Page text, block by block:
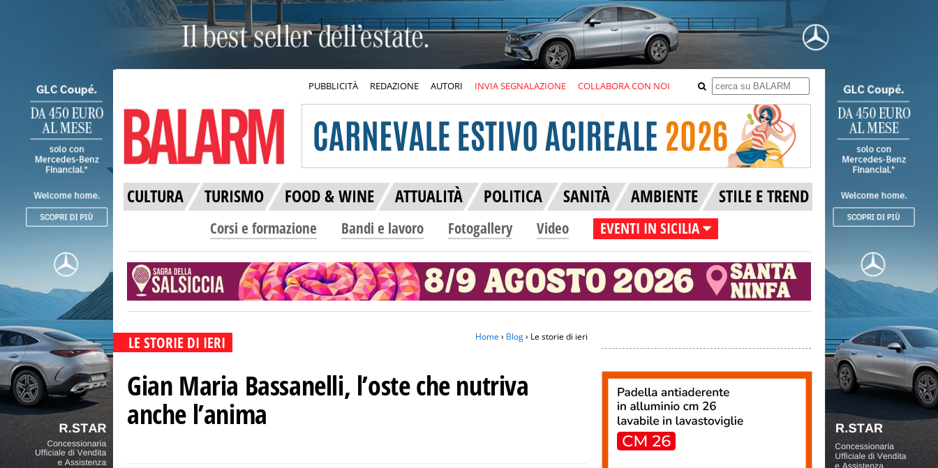
PUBBLICITÀ REDAZIONE AUTORI INVIA SEGNALAZIONE COLLABORA CON NOI
CULTURA TURISMO FOOD & WINE ATTUALITÀ POLITICA SANITÀ AMBIENTE STILE E TREND
Corsi e formazione Bandi e lavoro Fotogallery Video EVENTI IN SICILIA
LE STORIE DI IERI Home› Blog› Le storie di ieri
Gian Maria Bassanelli, l’oste che nutriva
anche l’anima